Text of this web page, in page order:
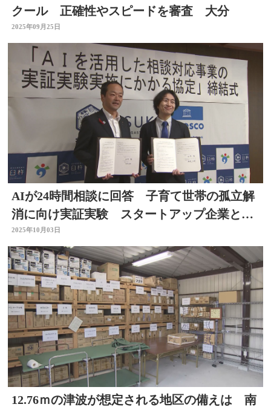
クール 正確性やスピードを審査 大分
2025年09月25日
AIが24時間相談に回答 子育て世帯の孤立解
消に向け実証実験 スタートアップ企業と市
が協定 大分
2025年10月03日
12.76ｍの津波が想定される地区の備えは 南